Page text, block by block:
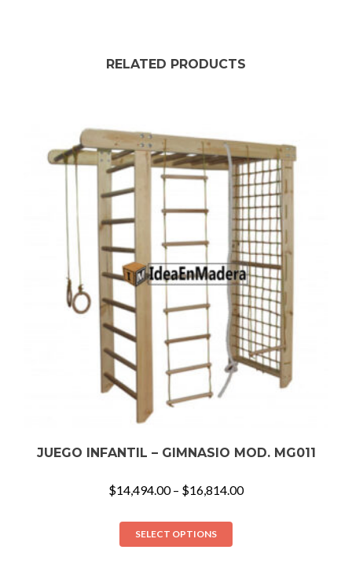
RELATED PRODUCTS
JUEGO INFANTIL – GIMNASIO MOD. MG011
$14,494.00– $16,814.00
SELECT OPTIONS